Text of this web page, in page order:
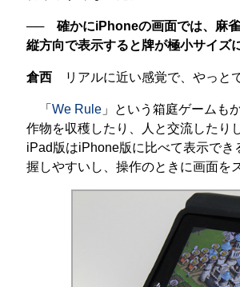
── 確かにiPhoneの画面では、麻雀
縦方向で表示すると牌が極小サイズ
倉西 リアルに近い感覚で、やっと
「 We Rule 」という箱庭ゲームも
作物を収穫したり、人と交流したり
iPad版はiPhone版に比べて表示で
握しやすいし、操作のときに画面を